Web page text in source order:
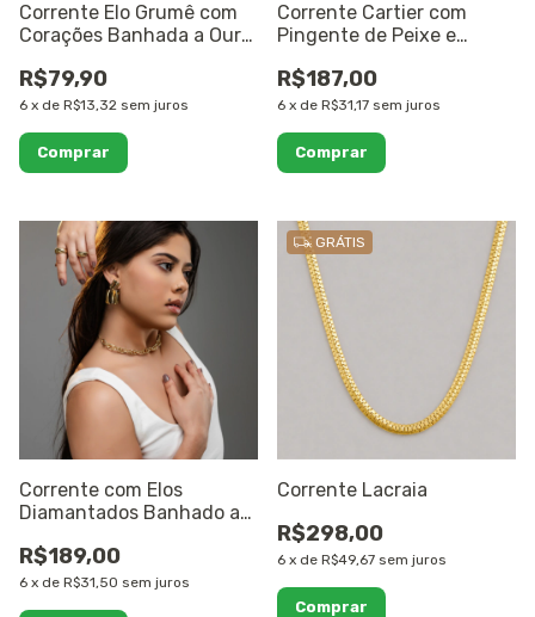
Corrente Elo Grumê com
Corações Banhada a Ouro
R$79,90
6 x de R$13,32 sem juros
Corrente Cartier com
Pingente de Peixe e
18K
R$187,00
6 x de R$31,17 sem juros
Corrente com Elos
Diamantados Banhado a
R$189,00
6 x de R$31,50 sem juros
GRÁTIS
Corrente Lacraia
R$298,00
6 x de R$49,67 sem juros
Comprar